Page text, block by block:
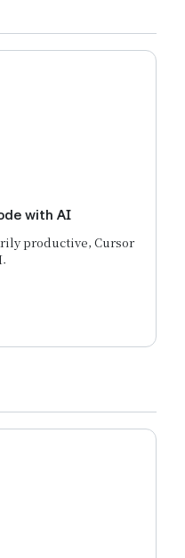
with AI
productive, Cursor